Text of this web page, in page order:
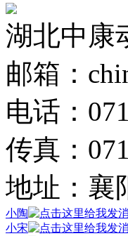
湖北中康
邮箱：
电话：
传真：
地址：襄
小陶
小宋